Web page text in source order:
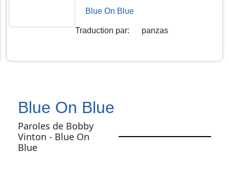
Blue On Blue
Traduction par: panzas
Blue On Blue
Paroles de Bobby
Vinton - Blue On
Blue